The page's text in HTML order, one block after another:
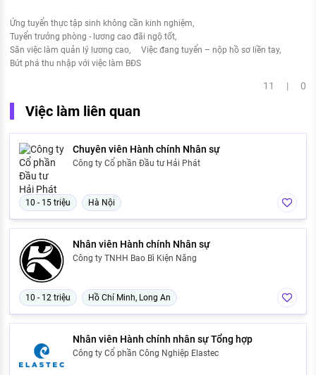
Ứng tuyển thực tập sinh không cần kinh nghiệm
Tuyển trưởng phòng - lương cao đãi ngộ tốt
Săn việc làm quản lý lương cao
Việc đang tuyển – nộp hồ sơ liền tay
Bứt phá thu nhập với việc làm BĐS
11 | 0
Việc làm liên quan
Chuyên viên Hành chính Nhân sự
Công ty Cổ phần Đầu tư Hải Phát
10 - 15 triệu Hà Nội
Nhân viên Hành chính Nhân sự
Công ty TNHH Bao Bì Kiện Năng
10 - 12 triệu Hồ Chí Minh, Long An
Nhân viên Hành chính nhân sự Tổng hợp
Công ty Cổ phần Công Nghiệp Elastec